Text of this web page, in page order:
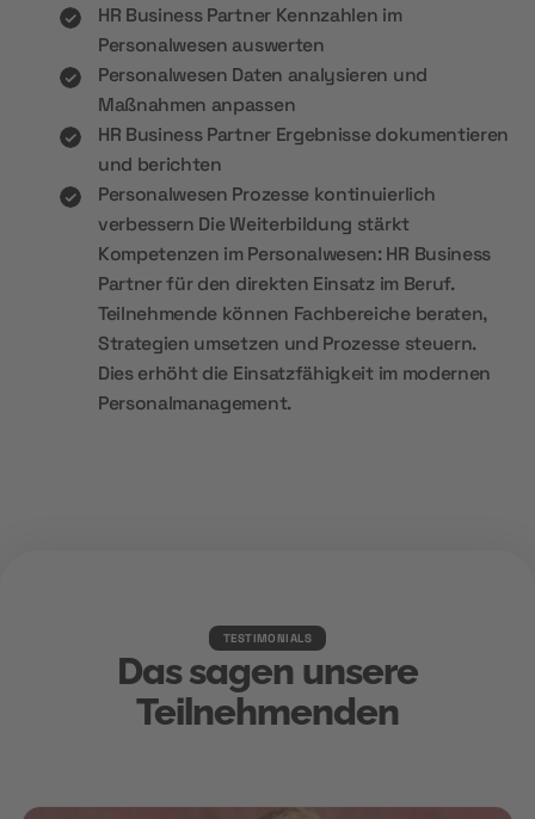
HR Business Partner Kennzahlen im
Personalwesen auswerten
Personalwesen Daten analysieren und
Maßnahmen anpassen
HR Business Partner Ergebnisse dokumentieren
und berichten
Personalwesen Prozesse kontinuierlich
verbessern Die Weiterbildung stärkt
Kompetenzen im Personalwesen: HR Business
Partner für den direkten Einsatz im Beruf.
Teilnehmende können Fachbereiche beraten,
Strategien umsetzen und Prozesse steuern.
Dies erhöht die Einsatzfähigkeit im modernen
Personalmanagement.
TESTIMONIALS
Das sagen unsere
Teilnehmenden